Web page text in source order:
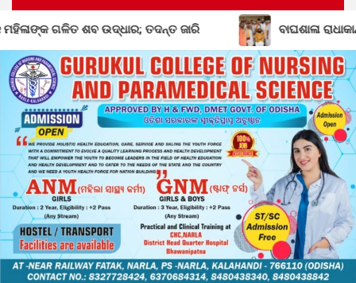
ଗଳିତ ଶବ ଉଦ୍ଧାର; ତଦନ୍ତ ଜାରି ବାଘଶାଳା ରାଧାକାନ୍ତ